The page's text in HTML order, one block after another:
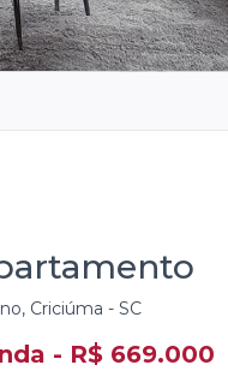
Criciúma - SC
- R$ 700.000